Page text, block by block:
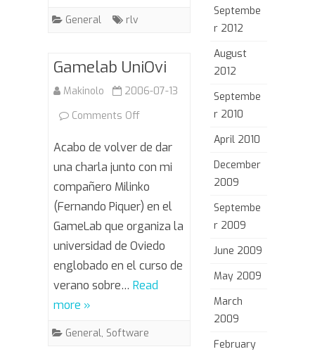
General rlv
Gamelab UniOvi
Makinolo
2006-07-13
Comments Offon
Gamelab
UniOvi
Acabo de volver de dar
una charla junto con mi
compañero Milinko
(Fernando Piquer) en el
GameLab que organiza la
universidad de Oviedo
englobado en el curso de
verano sobre… Read
more »
General, Software
Septembe
r 2012
August
2012
Septembe
r 2010
April 2010
December
2009
Septembe
r 2009
June 2009
May 2009
March
2009
February